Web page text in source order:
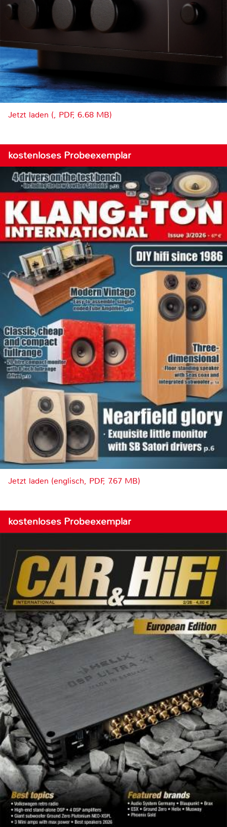
Jetzt laden (, PDF, 6.68 MB)
kostenloses Probeexemplar
Jetzt laden (englisch, PDF, 7.67 MB)
kostenloses Probeexemplar